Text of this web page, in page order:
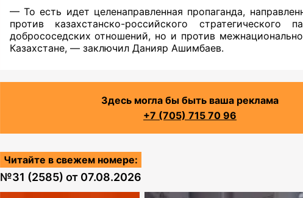
— То есть идет целенаправленная пропаганда,
против казахстанско-российского стратегического
добрососедских отношений, но и против
Казахстане, — заключил Данияр Ашимбаев.
Здесь могла бы быть ваша реклама
+7 (705) 715 70 96
Читайте в свежем номере:
№31 (2585) от 07.08.2026